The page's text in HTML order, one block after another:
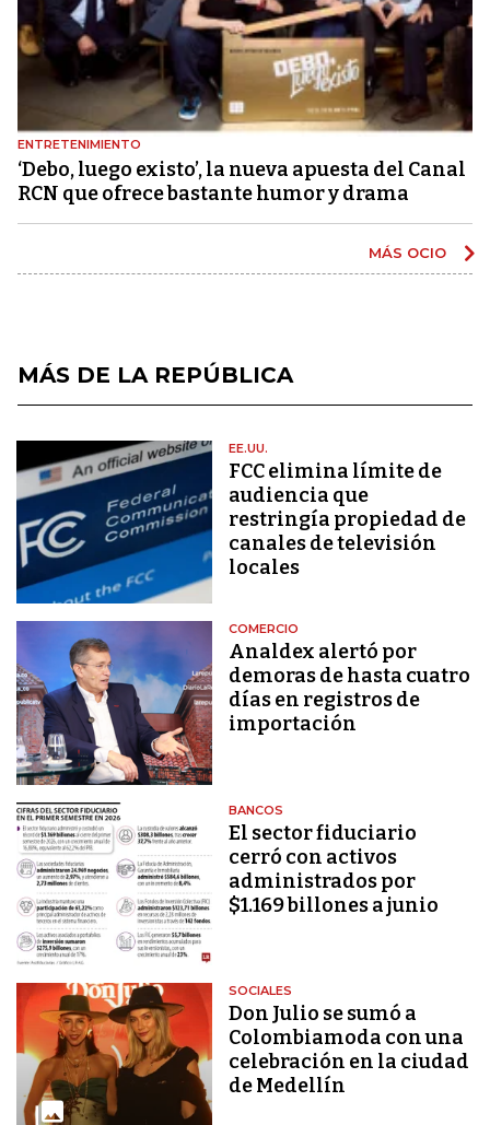
ENTRETENIMIENTO
‘Debo, luego existo’, la nueva apuesta del Canal
RCN que ofrece bastante humor y drama
MÁS OCIO
MÁS DE LA REPÚBLICA
EE.UU.
FCC elimina límite de
audiencia que
restringía propiedad de
canales de televisión
locales
COMERCIO
Analdex alertó por
demoras de hasta cuatro
días en registros de
importación
BANCOS
El sector fiduciario
cerró con activos
administrados por
$1.169 billones a junio
SOCIALES
Don Julio se sumó a
Colombiamoda con una
celebración en la ciudad
de Medellín